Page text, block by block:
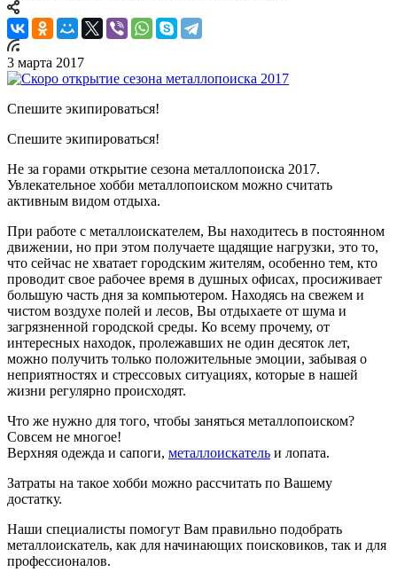
3 марта 2017
Спешите экипироваться!
Спешите экипироваться!
Не за горами открытие сезона металлопоиска 2017.
Увлекательное хобби металлопоиском можно считать
активным видом отдыха.
При работе с металлоискателем, Вы находитесь в постоянном
движении, но при этом получаете щадящие нагрузки, это то,
что сейчас не хватает городским жителям, особенно тем, кто
проводит свое рабочее время в душных офисах, просиживает
большую часть дня за компьютером. Находясь на свежем и
чистом воздухе полей и лесов, Вы отдыхаете от шума и
загрязненной городской среды. Ко всему прочему, от
интересных находок, пролежавших не один десяток лет,
можно получить только положительные эмоции, забывая о
неприятностях и стрессовых ситуациях, которые в нашей
жизни регулярно происходят.
Что же нужно для того, чтобы заняться металлопоиском?
Совсем не многое!
Верхняя одежда и сапоги, металлоискатель и лопата.
Затраты на такое хобби можно рассчитать по Вашему
достатку.
Наши специалисты помогут Вам правильно подобрать
металлоискатель, как для начинающих поисковиков, так и для
профессионалов.